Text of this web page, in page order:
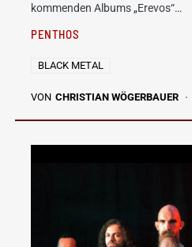
kommenden Albums „Erevos“…
PENTHOS
BLACK METAL
VON CHRISTIAN WÖGERBAUER